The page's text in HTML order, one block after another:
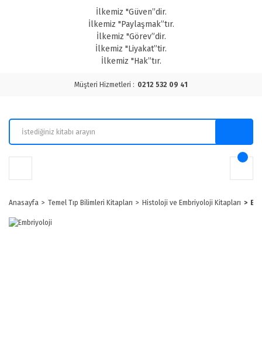
İlkemiz "Güven”dir.
İlkemiz "Paylaşmak”tır.
İlkemiz "Görev”dir.
İlkemiz "Liyakat”tir.
İlkemiz "Hak”tır.
Müşteri Hizmetleri : 0212 532 09 41
Anasayfa Temel Tıp Bilimleri Kitapları Histoloji ve Embriyoloji Kitapları